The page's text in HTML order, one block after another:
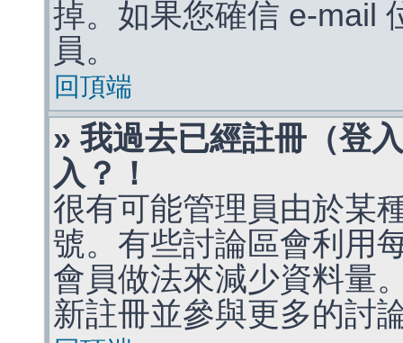
掉。如果您確信 e-mail
員。
回頂端
» 我過去已經註冊（登
入？！
很有可能管理員由於某
號。有些討論區會利用
會員做法來減少資料量
新註冊並參與更多的討